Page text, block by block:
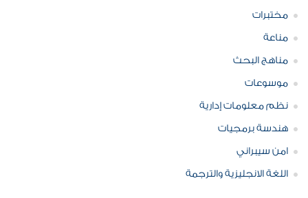
مختبرات
مناعة
مناهج البحث
موسوعات
نظم معلومات إدارية
هندسة برمجيات
امن سيبراني
اللغة الانجليزية والترجمة